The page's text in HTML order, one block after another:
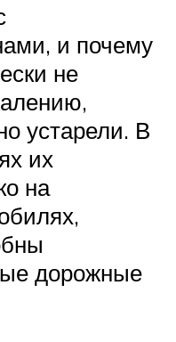
и почему
не
устарели. В
их
на
дорожные